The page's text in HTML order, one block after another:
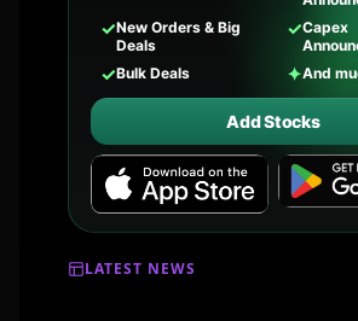
✓New Orders & Big
Deals
✓Capex
✓Bulk Deals ✦And
Add Stocks
LATEST NEWS